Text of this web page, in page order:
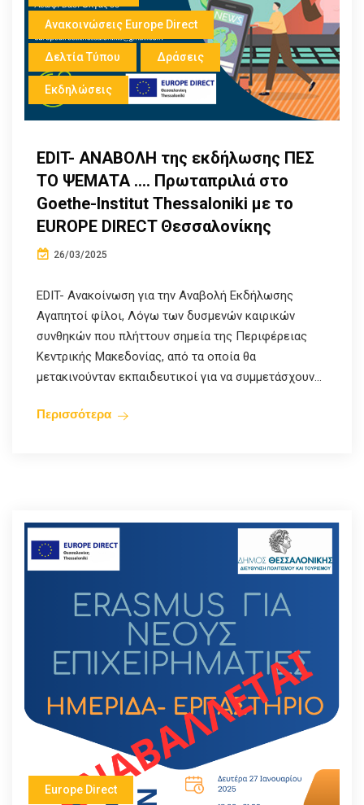
Ανακοινώσεις Europe Direct
Δελτία Τύπου Δράσεις
Εκδηλώσεις
EDIT- ANABOΛΗ της εκδήλωσης ΠΕΣ
ΤΟ ΨΕΜΑΤΑ …. Πρωταπριλιά στο
Goethe-Institut Thessaloniki με το
EUROPE DIRECT Θεσσαλονίκης
26/03/2025
EDIT- Ανακοίνωση για την Αναβολή Εκδήλωσης
Αγαπητοί φίλοι, Λόγω των δυσμενών καιρικών
συνθηκών που πλήττουν σημεία της Περιφέρειας
Κεντρικής Μακεδονίας, από τα οποία θα
μετακινούνταν εκπαιδευτικοί για να συμμετάσχουν...
Περισσότερα
Europe Direct